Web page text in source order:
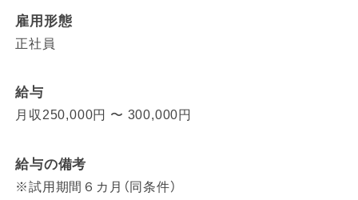
雇用形態
正社員
給与
月収250,000円 〜 300,000円
給与の備考
※試用期間６カ月（同条件）